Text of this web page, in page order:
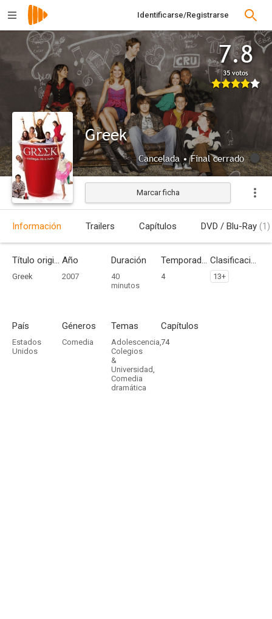
Identificarse/Registrarse
7.8
35 votos
Greek
Cancelada • Final cerrado
Marcar ficha
Información Trailers Capítulos DVD / Blu-Ray (1)
Título original
Greek
Año
2007
Duración
40
minutos
Temporadas
4
Clasificación por edades
13+
País
Estados
Unidos
Géneros
Comedia
Temas
Adolescencia,
Colegios
&
Universidad,
Comedia
dramática
Capítulos
74